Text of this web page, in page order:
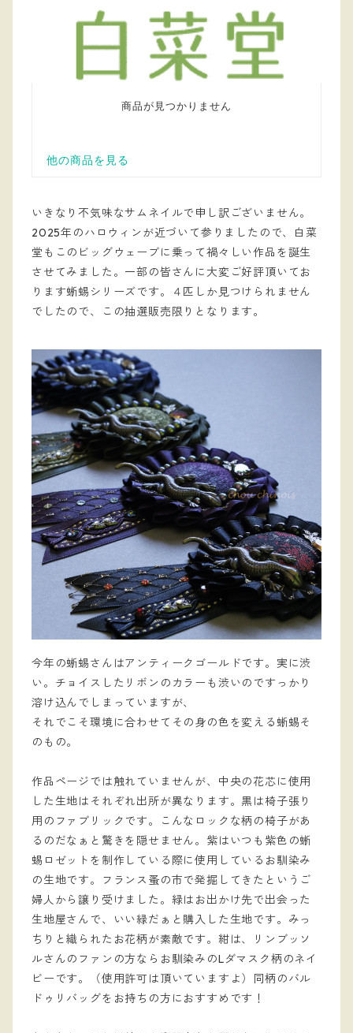
いきなり不気味なサムネイルで申し訳ございません。
2025年のハロウィンが近づいて参りましたので、白菜
堂もこのビッグウェーブに乗って禍々しい作品を誕生
させてみました。一部の皆さんに大変ご好評頂いてお
ります蜥蜴シリーズです。４匹しか見つけられません
でしたので、この抽選販売限りとなります。
今年の蜥蜴さんはアンティークゴールドです。実に渋
い。チョイスしたリボンのカラーも渋いのですっかり
溶け込んでしまっていますが、
それでこそ環境に合わせてその身の色を変える蜥蜴そ
のもの。
作品ページでは触れていませんが、中央の花芯に使用
した生地はそれぞれ出所が異なります。黒は椅子張り
用のファブリックです。こんなロックな柄の椅子があ
るのだなぁと驚きを隠せません。紫はいつも紫色の蜥
蜴ロゼットを制作している際に使用しているお馴染み
の生地です。フランス蚤の市で発掘してきたというご
婦人から譲り受けました。緑はお出かけ先で出会った
生地屋さんで、いい緑だぁと購入した生地です。みっ
ちりと織られたお花柄が素敵です。紺は、リンブッソ
ルさんのファンの方ならお馴染みのLダマスク柄のネイ
ビーです。（使用許可は頂いていますよ）同柄のバル
ドゥリバッグをお持ちの方におすすめです！